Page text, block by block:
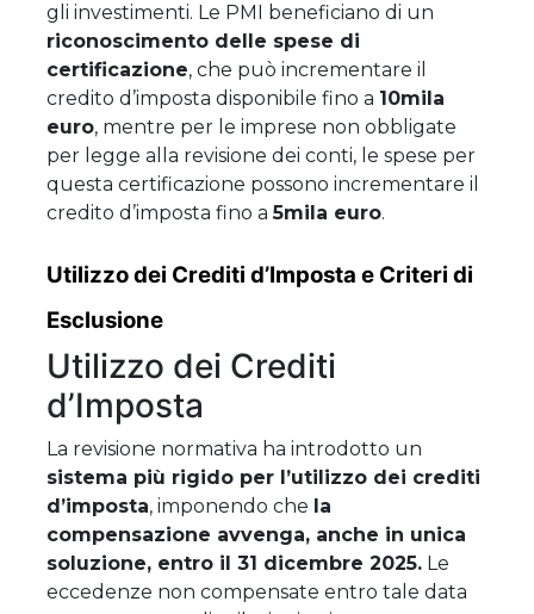
gli investimenti. Le PMI beneficiano di un
riconoscimento delle spese di
certificazione, che può incrementare il
credito d’imposta disponibile fino a 10mila
euro, mentre per le imprese non obbligate
per legge alla revisione dei conti, le spese per
questa certificazione possono incrementare il
credito d’imposta fino a5mila euro.
Utilizzo dei Crediti d’Imposta e Criteri di
Esclusione
Utilizzo dei Crediti
d’Imposta
La revisione normativa ha introdotto un
sistema più rigido per l’utilizzo dei crediti
d’imposta, imponendo che la
compensazione avvenga, anche in unica
soluzione, entro il 31 dicembre 2025. Le
eccedenze non compensate entro tale data